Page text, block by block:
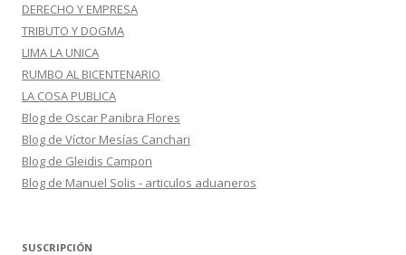
DERECHO Y EMPRESA
TRIBUTO Y DOGMA
LIMA LA UNICA
RUMBO AL BICENTENARIO
LA COSA PUBLICA
Blog de Oscar Panibra Flores
Blog de Víctor Mesías Canchari
Blog de Gleidis Campon
Blog de Manuel Solis - articulos aduaneros
SUSCRIPCIÓN